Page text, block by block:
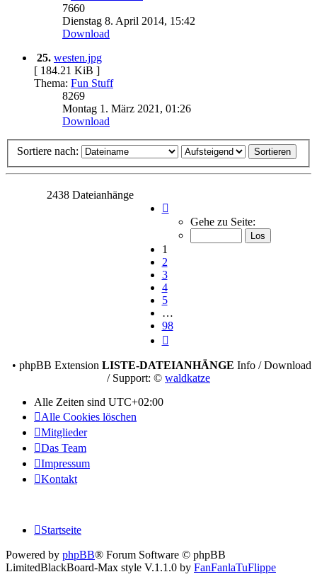
7660
Dienstag 8. April 2014, 15:42
Download
25. westen.jpg
[ 184.21 KiB ]
Thema: Fun Stuff
8269
Montag 1. März 2021, 01:26
Download
Sortiere nach:
2438 Dateianhänge
von
Gehe zu Seite:
1
2
3
4
5
…
98
• phpBB Extension LISTE-DATEIANHÄNGE Info / Download
/ Support: © waldkatze
Alle Zeiten sind UTC+02:00
Alle Cookies löschen
Mitglieder
Das Team
Impressum
Kontakt
Startseite
Powered by phpBB® Forum Software © phpBB
LimitedBlackBoard-Max style V.1.1.0 by FanFanlaTuFlippe